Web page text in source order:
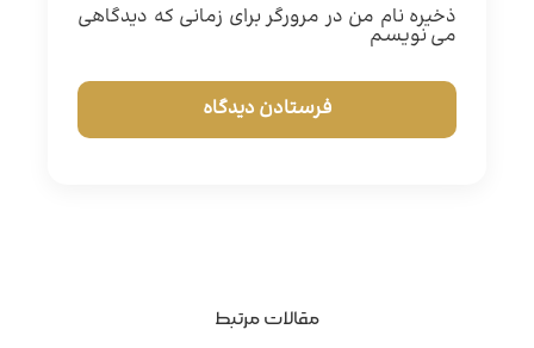
ذخیره نام من در مرورگر برای زمانی که دیدگاهی
می نویسم
مقالات مرتبط